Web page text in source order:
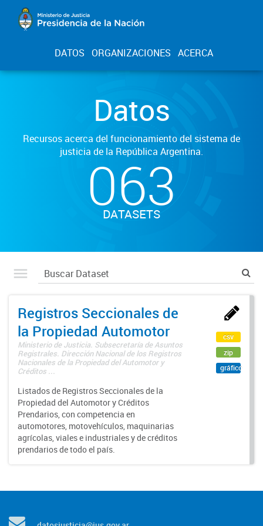
DATOS ORGANIZACIONES ACERCA
Datos
Recursos acerca del funcionamiento del sistema de
justicia de la República Argentina.
063
DATASETS
Registros Seccionales de
la Propiedad Automotor
Ministerio de Justicia. Subsecretaría de Asuntos
Registrales. Dirección Nacional de los Registros
Nacionales de la Propiedad del Automotor y
Créditos ...
Listados de Registros Seccionales de la
Propiedad del Automotor y Créditos
Prendarios, con competencia en
automotores, motovehículos, maquinarias
agrícolas, viales e industriales y de créditos
prendarios de todo el país.
csv
zip
gráfico